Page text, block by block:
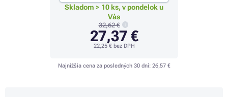
Skladom > 10 ks, v pondelok u
Vás
32,62 €
27,37 €
22,25 €bez DPH
Najnižšia cena za posledných 30 dní: 26,57 €